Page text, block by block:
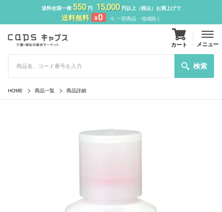
送料全国一律 550円 15,000円以上（税込）お買上げで
送料無料 ¥0 ※ 一部商品・地域除く
検索
カート メニュー
HOME 商品一覧 商品詳細